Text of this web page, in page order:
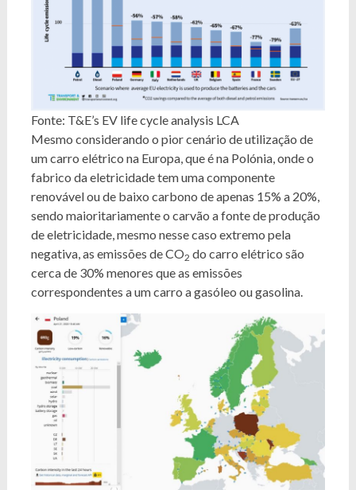
Fonte: T&E’s EV life cycle analysis LCA
Mesmo considerando o pior cenário de utilização de
um carro elétrico na Europa, que é na Polónia, onde o
fabrico da eletricidade tem uma componente
renovável ou de baixo carbono de apenas 15% a 20%,
sendo maioritariamente o carvão a fonte de produção
de eletricidade, mesmo nesse caso extremo pela
negativa, as emissões de CO2 do carro elétrico são
cerca de 30% menores que as emissões
correspondentes a um carro a gasóleo ou gasolina.